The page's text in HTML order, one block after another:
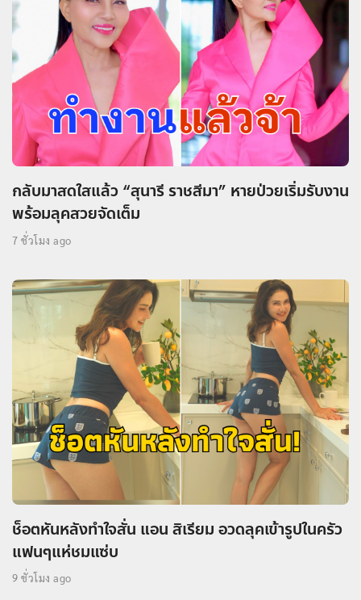
กลับมาสดใสแล้ว “สุนารี ราชสีมา” หายป่วยเริ่มรับงาน
พร้อมลุคสวยจัดเต็ม
7 ชั่วโมง ago
ช็อตหันหลังทำใจสั่น แอน สิเรียม อวดลุคเข้ารูปในครัว
แฟนๆแห่ชมแซ่บ
9 ชั่วโมง ago